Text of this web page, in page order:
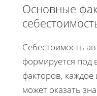
Основные
Себестоимость
формируется под
факторов,
может оказать